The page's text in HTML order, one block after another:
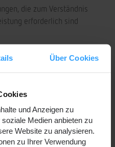
Über Cookies
und Anzeigen zu
Medien anbieten zu
Website zu analysieren.
zu Ihrer Verwendung
die zum Verständnis
erforderlich sind
Norm EN